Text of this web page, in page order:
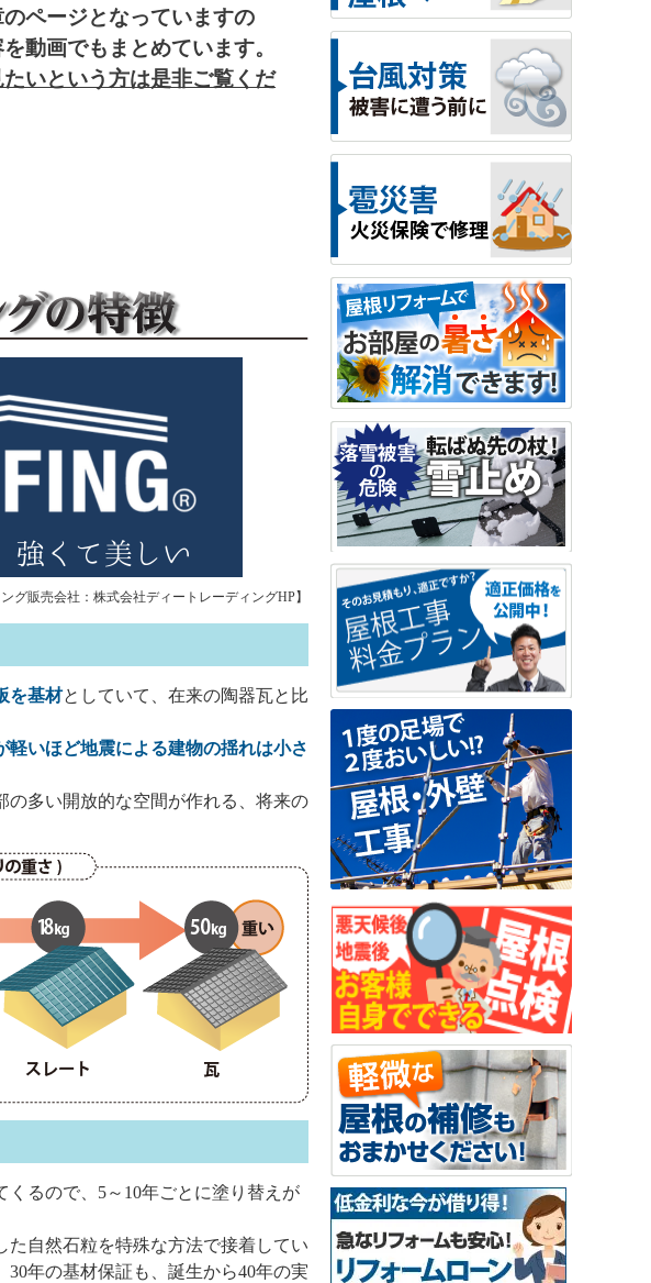
ページとなっていますの
動画でもまとめています。
いという方は是非ご覧くだ
グ販売会社：株式会社ディートレーディングHP】
を基材としていて、在来の陶器瓦と比
いほど地震による建物の揺れは小さ
多い開放的な空間が作れる、将来の
るので、5～10年ごとに塗り替えが
自然石粒を特殊な方法で接着してい
30年の基材保証も、誕生から40年の実